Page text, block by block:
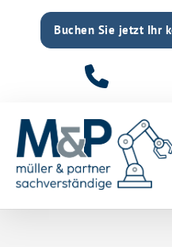
Buchen Sie jetzt Ihr